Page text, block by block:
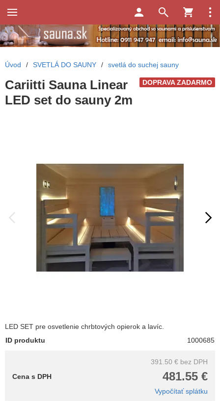
Úvod / SVETLÁ DO SAUNY / svetlá do suchej sauny
DOPRAVA ZADARMO
Cariitti Sauna Linear
LED set do sauny 2m
LED SET pre osvetlenie chrbtových opierok a lavíc.
ID produktu
1000685
391.50 € bez DPH
481.55 €
Cena s DPH
Vypočítať splátku